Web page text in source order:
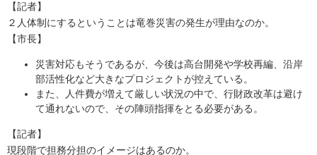
【記者】
２人体制にするということは竜巻災害の発生が理由なのか。
【市長】
災害対応もそうであるが、今後は高台開発や学校再編、沿岸
部活性化など大きなプロジェクトが控えている。
また、人件費が増えて厳しい状況の中で、行財政改革は避け
て通れないので、その陣頭指揮をとる必要がある。
【記者】
現段階で担務分担のイメージはあるのか。